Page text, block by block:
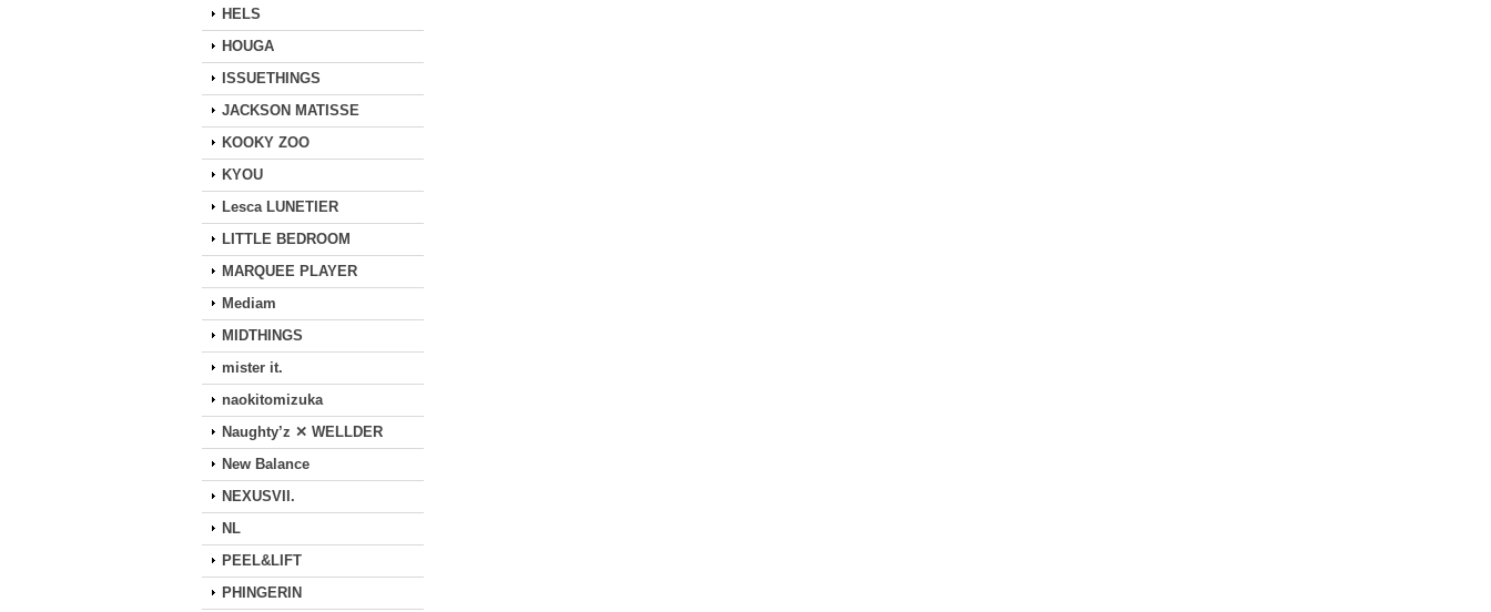
HELS
HOUGA
ISSUETHINGS
JACKSON MATISSE
KOOKY ZOO
KYOU
Lesca LUNETIER
LITTLE BEDROOM
MARQUEE PLAYER
Mediam
MIDTHINGS
mister it.
naokitomizuka
Naughty’z ✕ WELLDER
New Balance
NEXUSVII.
NL
PEEL&LIFT
PHINGERIN